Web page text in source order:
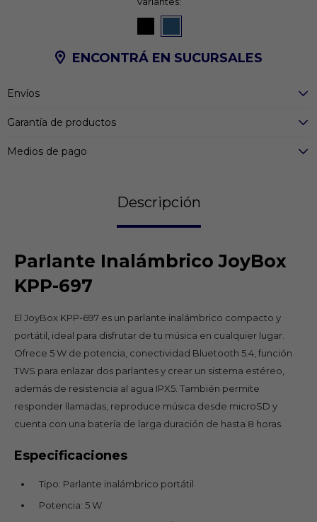
ENCONTRÁ EN SUCURSALES
Envíos
Garantía de productos
Medios de pago
Descripción
Parlante Inalámbrico JoyBox
KPP-697
El JoyBox KPP-697 es un parlante inalámbrico compacto y
portátil, ideal para disfrutar de tu música en cualquier lugar.
Ofrece 5 W de potencia, conectividad Bluetooth 5.4, función
TWS para enlazar dos parlantes y crear un sistema estéreo,
además de resistencia al agua IPX5. También permite
responder llamadas, reproduce música desde microSD y
cuenta con una batería de larga duración de hasta 8 horas.
Especificaciones
Tipo: Parlante inalámbrico portátil
Potencia: 5 W